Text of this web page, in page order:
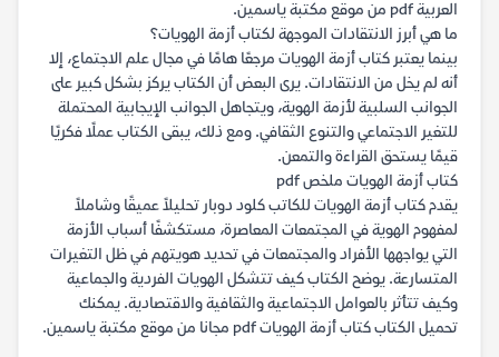
العربية pdf من موقع مكتبة ياسمين.
ما هي أبرز الانتقادات الموجهة لكتاب أزمة الهويات؟
بينما يعتبر كتاب أزمة الهويات مرجعًا هامًا في مجال علم الاجتماع، إلا
أنه لم يخل من الانتقادات. يرى البعض أن الكتاب يركز بشكل كبير على
الجوانب السلبية لأزمة الهوية، ويتجاهل الجوانب الإيجابية المحتملة
للتغير الاجتماعي والتنوع الثقافي. ومع ذلك، يبقى الكتاب عملًا فكريًا
قيمًا يستحق القراءة والتمعن.
كتاب أزمة الهويات ملخص pdf
يقدم كتاب أزمة الهويات للكاتب كلود دوبار تحليلاً عميقًا وشاملاً
لمفهوم الهوية في المجتمعات المعاصرة، مستكشفًا أسباب الأزمة
التي يواجهها الأفراد والمجتمعات في تحديد هويتهم في ظل التغيرات
المتسارعة. يوضح الكتاب كيف تتشكل الهويات الفردية والجماعية
وكيف تتأثر بالعوامل الاجتماعية والثقافية والاقتصادية. يمكنك
تحميل الكتاب كتاب أزمة الهويات pdf مجانا من موقع مكتبة ياسمين.